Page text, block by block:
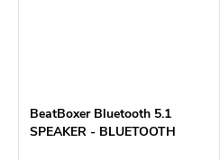
BeatBoxer Bluetooth 5.1
SPEAKER - BLUETOOTH